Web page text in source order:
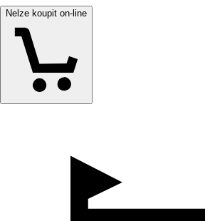
Nelze koupit on-line